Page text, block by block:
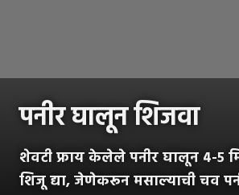
पनीर घालून शिजवा
शेवटी फ्राय केलेले पनीर घालून ४-५
शिजू द्या, जेणेकरून मसाल्याची चव